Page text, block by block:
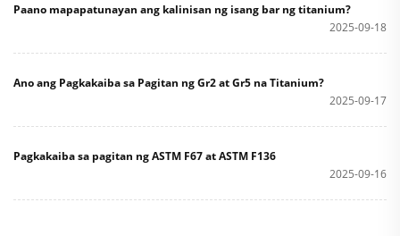
Paano mapapatunayan ang kalinisan ng isang bar ng titanium?
2025-09-18
Ano ang Pagkakaiba sa Pagitan ng Gr2 at Gr5 na Titanium?
2025-09-17
Pagkakaiba sa pagitan ng ASTM F67 at ASTM F136
2025-09-16